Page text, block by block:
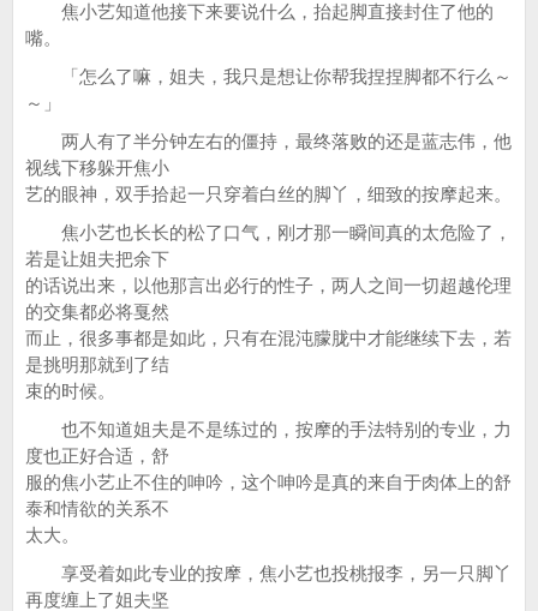
焦小艺知道他接下来要说什么，抬起脚直接封住了他的
嘴。
「怎么了嘛，姐夫，我只是想让你帮我捏捏脚都不行么～
～」
两人有了半分钟左右的僵持，最终落败的还是蓝志伟，他
视线下移躲开焦小
艺的眼神，双手拾起一只穿着白丝的脚丫，细致的按摩起来。
焦小艺也长长的松了口气，刚才那一瞬间真的太危险了，
若是让姐夫把余下
的话说出来，以他那言出必行的性子，两人之间一切超越伦理
的交集都必将戛然
而止，很多事都是如此，只有在混沌朦胧中才能继续下去，若
是挑明那就到了结
束的时候。
也不知道姐夫是不是练过的，按摩的手法特别的专业，力
度也正好合适，舒
服的焦小艺止不住的呻吟，这个呻吟是真的来自于肉体上的舒
泰和情欲的关系不
太大。
享受着如此专业的按摩，焦小艺也投桃报李，另一只脚丫
再度缠上了姐夫坚